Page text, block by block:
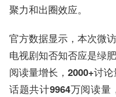
聚力和出圈效应。
官方数据显示，本次微
电视剧知否知否应是绿
阅读量增长，2000+讨
话题共计9964万阅读量